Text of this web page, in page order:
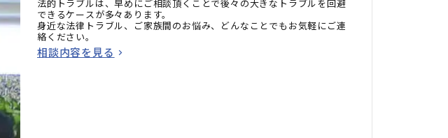
法的トラブルは、早めにご相談頂くことで後々の大きなトラブルを回避
できるケースが多々あります。
身近な法律トラブル、ご家族間のお悩み、どんなことでもお気軽にご連
絡ください。
相談内容を見る